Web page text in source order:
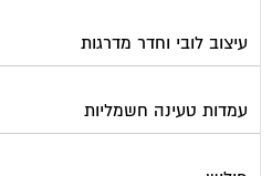
עמדות טעינה חשמליות
פוליש